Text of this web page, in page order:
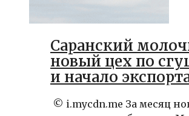
Саранский
новый цех по
и начало
© i.mycdn.me За месяц